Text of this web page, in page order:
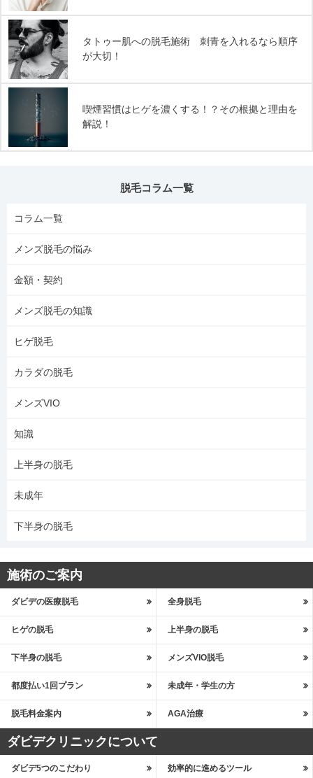
タトゥー肌への脱毛施術 刺青を入れるなら順序
が大切！
喫煙習慣はヒゲを濃くする！？その根拠と理由を
解説！
脱毛コラム一覧
コラム一覧
メンズ脱毛の悩み
金額・契約
メンズ脱毛の知識
ヒゲ脱毛
カラダの脱毛
メンズVIO
知識
上半身の脱毛
未成年
下半身の脱毛
施術のご案内
ダビデの医療脱毛 全身脱毛
ヒゲの脱毛 上半身の脱毛
下半身の脱毛 メンズVIO脱毛
都度払い1回プラン 未成年・学生の方
脱毛料金案内 AGA治療
ダビデクリニックについて
ダビデ5つのこだわり 効率的に進めるツール